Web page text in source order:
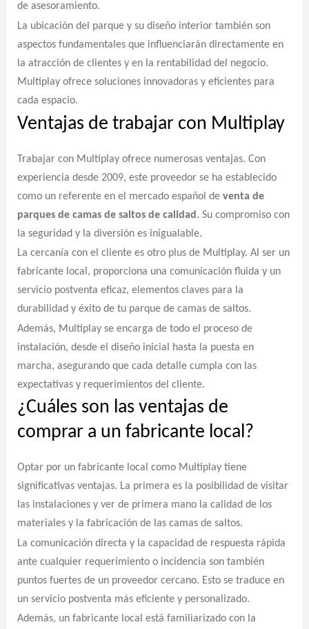
de asesoramiento.
La ubicación del parque y su diseño interior también son
aspectos fundamentales que influenciarán directamente en
la atracción de clientes y en la rentabilidad del negocio.
Multiplay ofrece soluciones innovadoras y eficientes para
cada espacio.
Ventajas de trabajar con Multiplay
Trabajar con Multiplay ofrece numerosas ventajas. Con
experiencia desde 2009, este proveedor se ha establecido
como un referente en el mercado español de venta de
parques de camas de saltos de calidad . Su compromiso con
la seguridad y la diversión es inigualable.
La cercanía con el cliente es otro plus de Multiplay. Al ser un
fabricante local, proporciona una comunicación fluida y un
servicio postventa eficaz, elementos claves para la
durabilidad y éxito de tu parque de camas de saltos.
Además, Multiplay se encarga de todo el proceso de
instalación, desde el diseño inicial hasta la puesta en
marcha, asegurando que cada detalle cumpla con las
expectativas y requerimientos del cliente.
¿Cuáles son las ventajas de
comprar a un fabricante local?
Optar por un fabricante local como Multiplay tiene
significativas ventajas. La primera es la posibilidad de visitar
las instalaciones y ver de primera mano la calidad de los
materiales y la fabricación de las camas de saltos.
La comunicación directa y la capacidad de respuesta rápida
ante cualquier requerimiento o incidencia son también
puntos fuertes de un proveedor cercano. Esto se traduce en
un servicio postventa más eficiente y personalizado.
Además, un fabricante local está familiarizado con la